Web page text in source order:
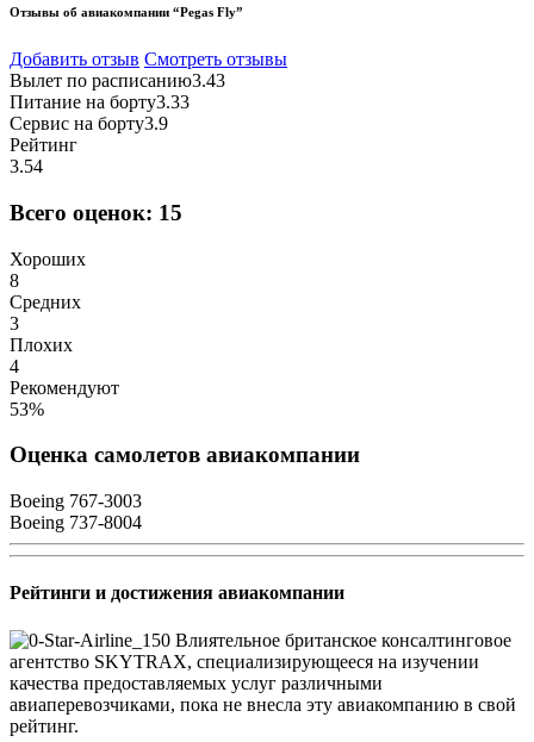
Отзывы об авиакомпании “Pegas Fly”
Добавить отзыв Смотреть отзывы
Вылет по расписанию3.43
Питание на борту3.33
Сервис на борту3.9
Рейтинг
3.54
Всего оценок: 15
Хороших
8
Средних
3
Плохих
4
Рекомендуют
53%
Оценка самолетов авиакомпании
Boeing 767-3003
Boeing 737-8004
Рейтинги и достижения авиакомпании
Влиятельное британское консалтинговое
агентство SKYTRAX, специализирующееся на изучении
качества предоставляемых услуг различными
авиаперевозчиками, пока не внесла эту авиакомпанию в свой
рейтинг.